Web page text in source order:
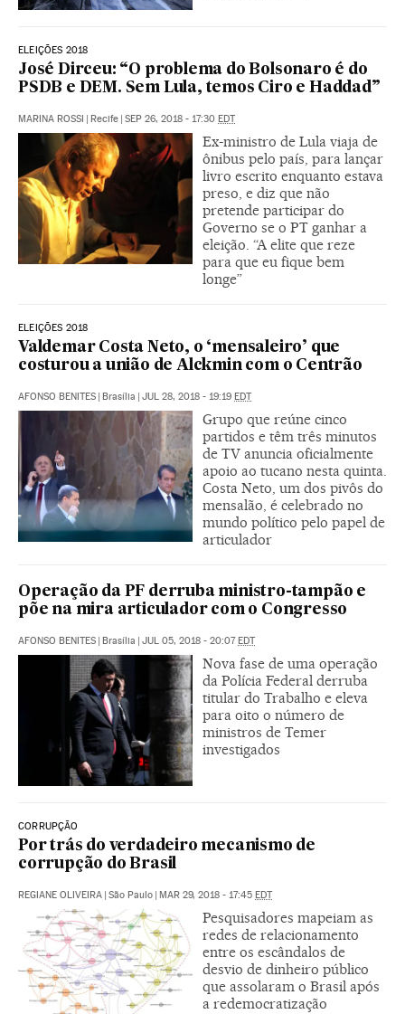
ELEIÇÕES 2018
José Dirceu: “O problema do Bolsonaro é do
PSDB e DEM. Sem Lula, temos Ciro e Haddad”
MARINA ROSSI Recife SEP 26, 2018 - 17:30 EDT
Ex-ministro de Lula viaja de
ônibus pelo país, para lançar
livro escrito enquanto estava
preso, e diz que não
pretende participar do
Governo se o PT ganhar a
eleição. “A elite que reze
para que eu fique bem
longe”
ELEIÇÕES 2018
Valdemar Costa Neto, o ‘mensaleiro’ que
costurou a união de Alckmin com o Centrão
AFONSO BENITES Brasília JUL 28, 2018 - 19:19 EDT
Grupo que reúne cinco
partidos e têm três minutos
de TV anuncia oficialmente
apoio ao tucano nesta quinta.
Costa Neto, um dos pivôs do
mensalão, é celebrado no
mundo político pelo papel de
articulador
Operação da PF derruba ministro-tampão e
põe na mira articulador com o Congresso
AFONSO BENITES Brasília JUL 05, 2018 - 20:07 EDT
Nova fase de uma operação
da Polícia Federal derruba
titular do Trabalho e eleva
para oito o número de
ministros de Temer
investigados
CORRUPÇÃO
Por trás do verdadeiro mecanismo de
corrupção do Brasil
REGIANE OLIVEIRA São Paulo MAR 29, 2018 - 17:45 EDT
Pesquisadores mapeiam as
redes de relacionamento
entre os escândalos de
desvio de dinheiro público
que assolaram o Brasil após
a redemocratização